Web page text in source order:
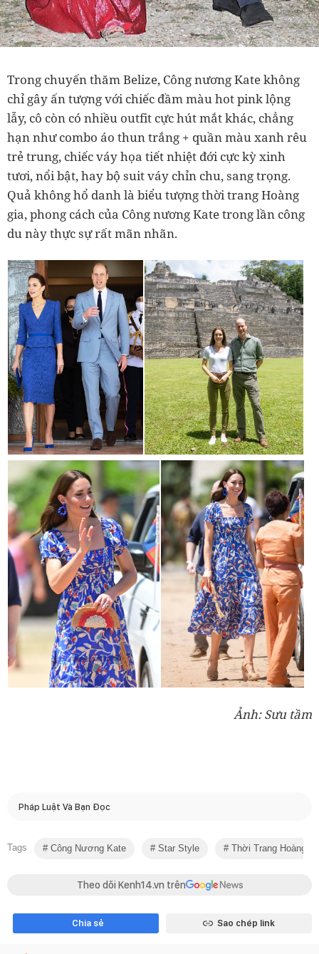
Trong chuyến thăm Belize, Công nương Kate không
chỉ gây ấn tượng với chiếc đầm màu hot pink lộng
lẫy, cô còn có nhiều outfit cực hút mắt khác, chẳng
hạn như combo áo thun trắng + quần màu xanh rêu
trẻ trung, chiếc váy họa tiết nhiệt đới cực kỳ xinh
tươi, nổi bật, hay bộ suit váy chỉn chu, sang trọng.
Quả không hổ danh là biểu tượng thời trang Hoàng
gia, phong cách của Công nương Kate trong lần công
du này thực sự rất mãn nhãn.
Ảnh: Sưu tầm
Pháp Luật Và Bạn Đọc
Tags Công Nương Kate Star Style Thời Trang Hoàng
Theo dõi Kenh14.vn trên
Chia sẻ Sao chép link